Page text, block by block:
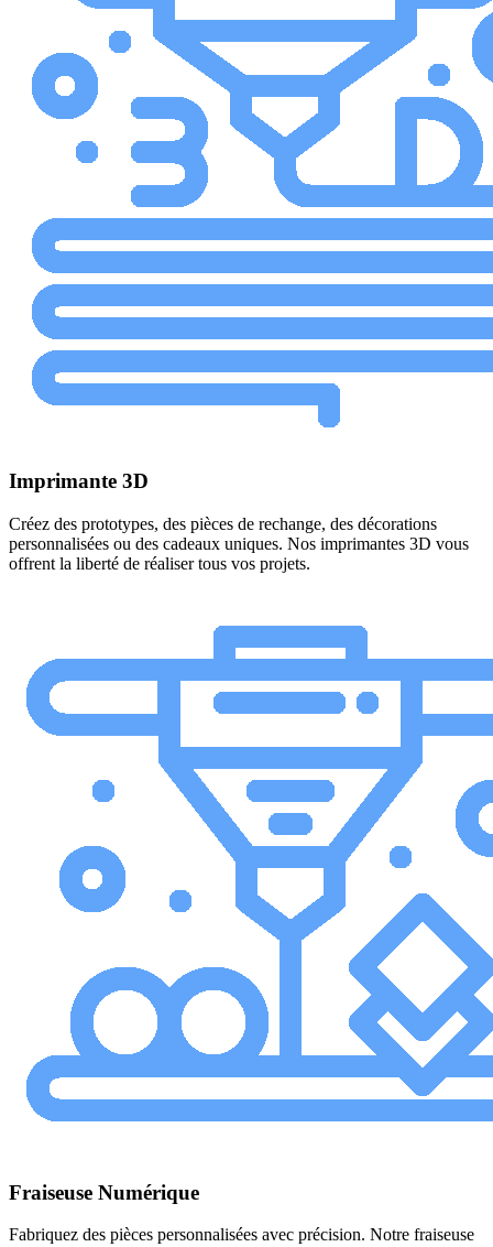
Imprimante 3D
Créez des prototypes, des pièces de rechange, des décorations
personnalisées ou des cadeaux uniques. Nos imprimantes 3D vous
offrent la liberté de réaliser tous vos projets.
Fraiseuse Numérique
Fabriquez des pièces personnalisées avec précision. Notre fraiseuse